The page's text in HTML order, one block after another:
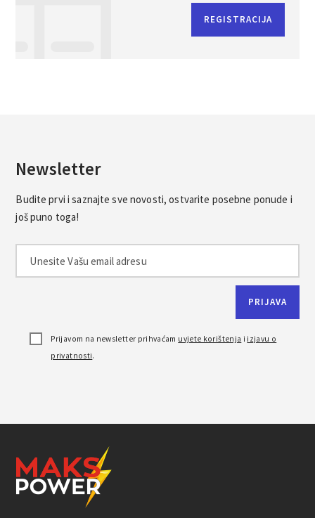
REGISTRACIJA
Newsletter
Budite prvi i saznajte sve novosti, ostvarite posebne ponude i
još puno toga!
Prijavom na newsletter prihvaćam uvjete korištenja i izjavu o
privatnosti.